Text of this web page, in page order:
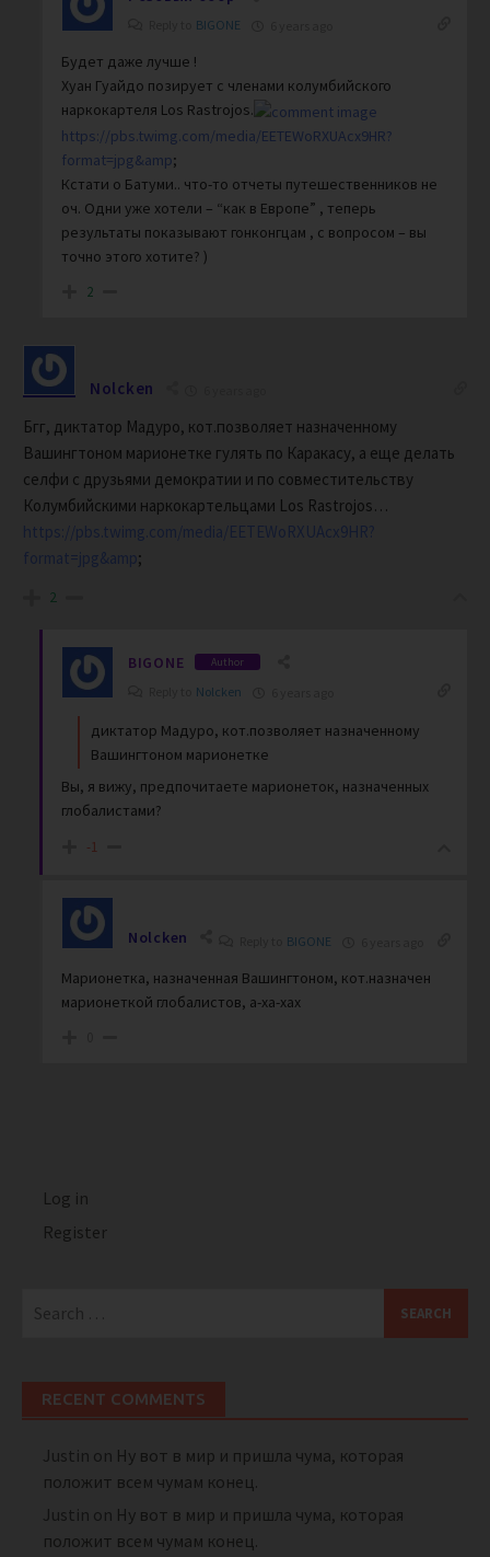
BIGONE
Будет даже лучше !
Хуан Гуайдо позирует с членами колумбийского
наркокартеля Los Rastrojos.
https://pbs.twimg.com/media/EETEWoRXUAcx9HR?
format=jpg&amp;
Кстати о Батуми.. что-то отчеты путешественников не
оч. Одни уже хотели – “как в Европе” , теперь
результаты показывают гонконгцам , с вопросом – вы
точно этого хотите? )
2
Nolcken
Бгг, диктатор Мадуро, кот.позволяет назначенному
Вашингтоном марионетке гулять по Каракасу, а еще делать
селфи с друзьями демократии и по совместительству
Колумбийскими наркокартельцами Los Rastrojos…
https://pbs.twimg.com/media/EETEWoRXUAcx9HR?
format=jpg&amp;
2
BIGONE Author
Nolcken
диктатор Мадуро, кот.позволяет назначенному
Вашингтоном марионетке
Вы, я вижу, предпочитаете марионеток, назначенных
глобалистами?
-1
Nolcken BIGONE
Марионетка, назначенная Вашингтоном, кот.назначен
марионеткой глобалистов, а-ха-хах
Log in
Register
for:
RECENT COMMENTS
Justin on Ну вот в мир и пришла чума, которая
положит всем чумам конец.
Justin on Ну вот в мир и пришла чума, которая
положит всем чумам конец.